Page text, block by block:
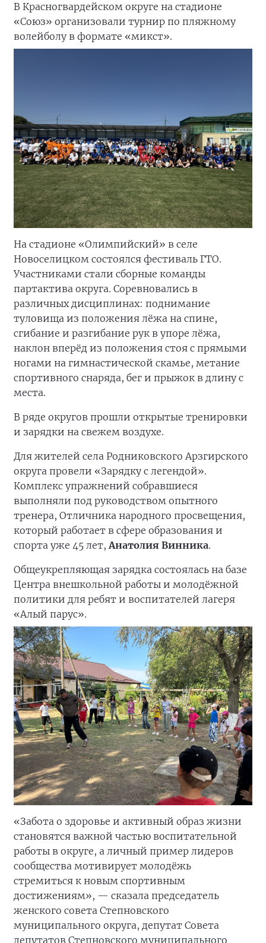
В Красногвардейском округе на стадионе
«Союз» организовали турнир по пляжному
волейболу в формате «микст».
На стадионе «Олимпийский» в селе
Новоселицком состоялся фестиваль ГТО.
Участниками стали сборные команды
партактива округа. Соревновались в
различных дисциплинах: поднимание
туловища из положения лёжа на спине,
сгибание и разгибание рук в упоре лёжа,
наклон вперёд из положения стоя с прямыми
ногами на гимнастической скамье, метание
спортивного снаряда, бег и прыжок в длину с
места.
В ряде округов прошли открытые тренировки
и зарядки на свежем воздухе.
Для жителей села Родниковского Арзгирского
округа провели «Зарядку с легендой».
Комплекс упражнений собравшиеся
выполняли под руководством опытного
тренера, Отличника народного просвещения,
который работает в сфере образования и
спорта уже 45 лет, Анатолия Винника.
Общеукрепляющая зарядка состоялась на базе
Центра внешкольной работы и молодёжной
политики для ребят и воспитателей лагеря
«Алый парус».
«Забота о здоровье и активный образ жизни
становятся важной частью воспитательной
работы в округе, а личный пример лидеров
сообщества мотивирует молодёжь
стремиться к новым спортивным
достижениям», — сказала председатель
женского совета Степновского
муниципального округа, депутат Совета
депутатов Степновского муниципального